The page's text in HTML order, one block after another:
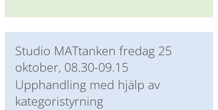
Studio MATtanken fredag 25
oktober, 08.30-09.15
Upphandling med hjälp av
kategoristyrning